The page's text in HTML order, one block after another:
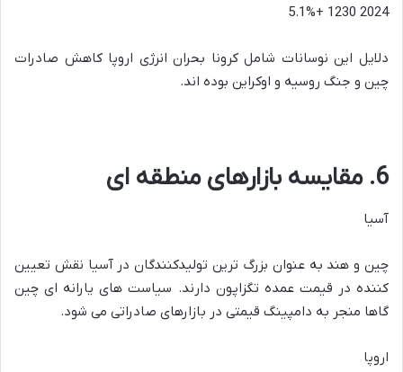
2024 1230 +5.1%
دلایل این نوسانات شامل کرونا بحران انرژی اروپا کاهش صادرات
چین و جنگ روسیه و اوکراین بوده اند.
6. مقایسه بازارهای منطقه ای
آسیا
چین و هند به عنوان بزرگ ترین تولیدکنندگان در آسیا نقش تعیین
کننده در قیمت عمده تگزاپون دارند. سیاست های یارانه ای چین
گاها منجر به دامپینگ قیمتی در بازارهای صادراتی می شود.
اروپا